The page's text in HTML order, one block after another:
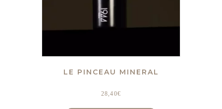
LE PINCEAU MINERAL
28,40€